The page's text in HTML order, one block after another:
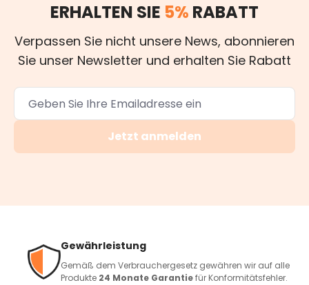
ERHALTEN SIE 5% RABATT
Verpassen Sie nicht unsere News, abonnieren
Sie unser Newsletter und erhalten Sie Rabatt
Jetzt anmelden
Gewährleistung
Gemäß dem Verbrauchergesetz gewähren wir auf alle
Produkte 24 Monate Garantiefür Konformitätsfehler.